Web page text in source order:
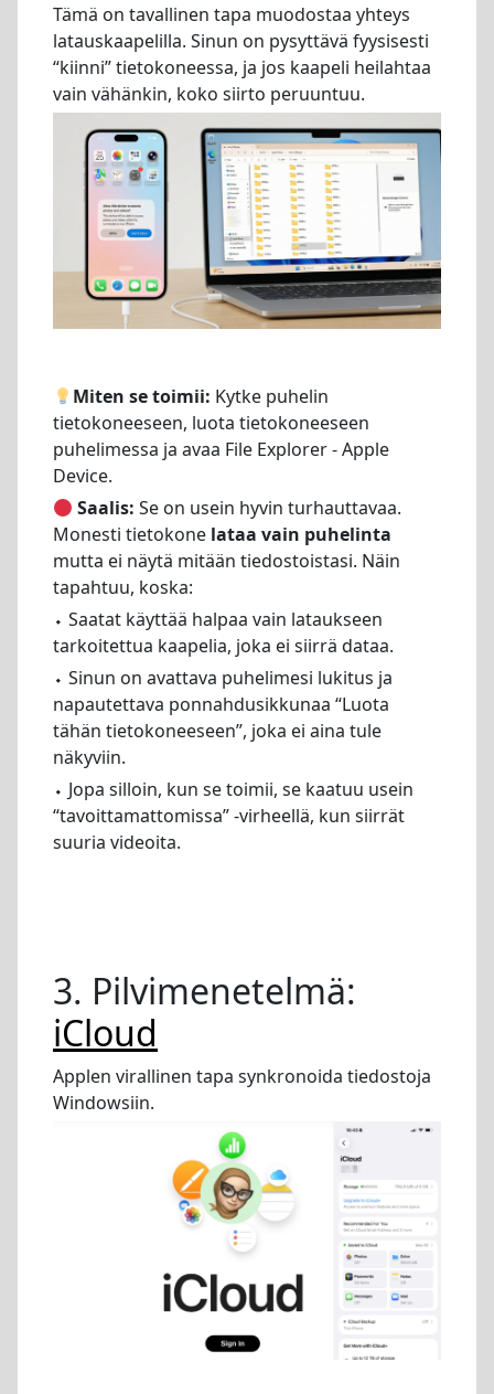
Tämä on tavallinen tapa muodostaa yhteys
latauskaapelilla. Sinun on pysyttävä fyysisesti
“kiinni” tietokoneessa, ja jos kaapeli heilahtaa
vain vähänkin, koko siirto peruuntuu.
Miten se toimii: Kytke puhelin
tietokoneeseen, luota tietokoneeseen
puhelimessa ja avaa File Explorer - Apple
Device.
Saalis: Se on usein hyvin turhauttavaa.
Monesti tietokone lataa vain puhelinta
mutta ei näytä mitään tiedostoistasi. Näin
tapahtuu, koska:
⬩ Saatat käyttää halpaa vain lataukseen
tarkoitettua kaapelia, joka ei siirrä dataa.
⬩ Sinun on avattava puhelimesi lukitus ja
napautettava ponnahdusikkunaa “Luota
tähän tietokoneeseen”, joka ei aina tule
näkyviin.
⬩ Jopa silloin, kun se toimii, se kaatuu usein
“tavoittamattomissa” -virheellä, kun siirrät
suuria videoita.
3. Pilvimenetelmä:
iCloud
Applen virallinen tapa synkronoida tiedostoja
Windowsiin.